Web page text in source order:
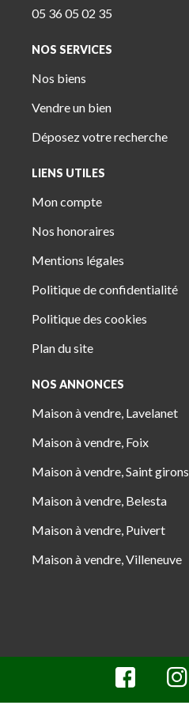
05 36 05 02 35
NOS SERVICES
Nos biens
Vendre un bien
Déposez votre recherche
LIENS UTILES
Mon compte
Nos honoraires
Mentions légales
Politique de confidentialité
Politique des cookies
Plan du site
NOS ANNONCES
Maison à vendre, Lavelanet
Maison à vendre, Foix
Maison à vendre, Saint girons
Maison à vendre, Belesta
Maison à vendre, Puivert
Maison à vendre, Villeneuve